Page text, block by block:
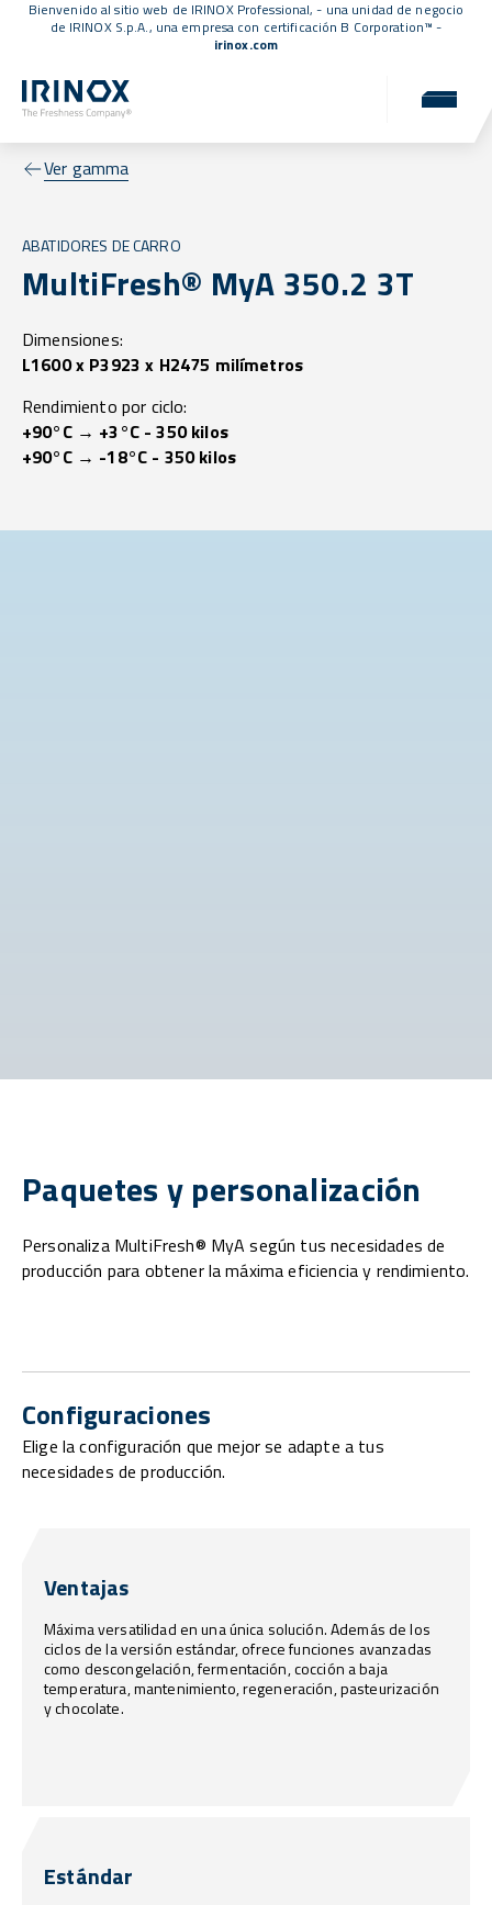
Bienvenido al sitio web de IRINOX Professional, - una unidad de negocio
de IRINOX S.p.A., una empresa con certificación B Corporation™ -
irinox.com
Ver gamma
ABATIDORES DE CARRO
MultiFresh® MyA 350.2 3T
Dimensiones:
L1600 x P3923 x H2475 milímetros
Rendimiento por ciclo:
+90°C → +3°C - 350 kilos
+90°C → -18°C - 350 kilos
Paquetes y personalización
Personaliza MultiFresh® MyA según tus necesidades de
producción para obtener la máxima eficiencia y rendimiento.
Configuraciones
Elige la configuración que mejor se adapte a tus
necesidades de producción.
Ventajas
Máxima versatilidad en una única solución. Además de los
ciclos de la versión estándar, ofrece funciones avanzadas
como descongelación, fermentación, cocción a baja
temperatura, mantenimiento, regeneración, pasteurización
y chocolate.
Estándar